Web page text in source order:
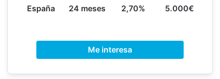
España 24 meses 2,70% 5.000€
Me interesa